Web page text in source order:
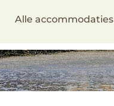
Alle accommodaties